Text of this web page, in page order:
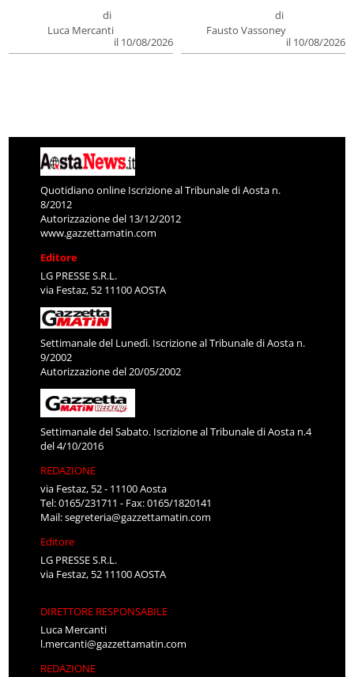
di
Luca Mercanti
il 10/08/2026
di
Fausto Vassoney
il 10/08/2026
Quotidiano online Iscrizione al Tribunale di Aosta n.
8/2012
Autorizzazione del 13/12/2012
www.gazzettamatin.com
Editore
LG PRESSE S.R.L.
via Festaz, 52 11100 AOSTA
Settimanale del Lunedì. Iscrizione al Tribunale di Aosta n.
9/2002
Autorizzazione del 20/05/2002
Settimanale del Sabato. Iscrizione al Tribunale di Aosta n.4
del 4/10/2016
REDAZIONE
via Festaz, 52 - 11100 Aosta
Tel: 0165/231711 - Fax: 0165/1820141
Mail:segreteria@gazzettamatin.com
Editore
LG PRESSE S.R.L.
via Festaz, 52 11100 AOSTA
DIRETTORE RESPONSABILE
Luca Mercanti
l.mercanti@gazzettamatin.com
REDAZIONE